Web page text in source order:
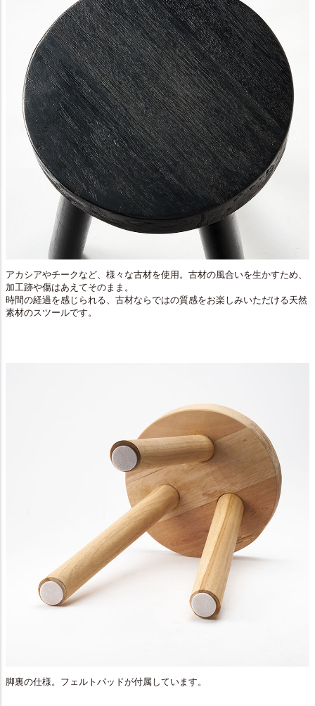
アカシアやチークなど、様々な古材を使用。古材の風合いを生かすため、
加工跡や傷はあえてそのまま。
時間の経過を感じられる、古材ならではの質感をお楽しみいただける天然
素材のスツールです。
脚裏の仕様。フェルトパッドが付属しています。